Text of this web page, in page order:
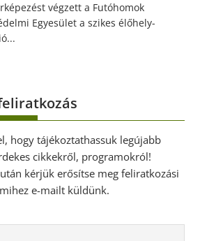
végzett a Futóhomok
Egyesület a szikes élőhely-
hogy tájékoztathassuk legújabb
cikkekről, programokról!
kérjük erősítse meg feliratkozási
e-mailt küldünk.